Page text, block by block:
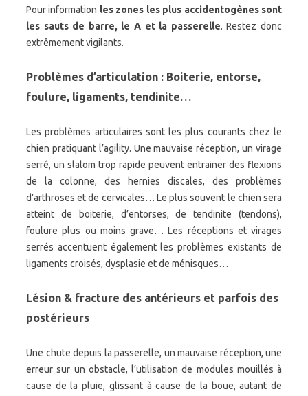
Pour information les zones les plus accidentogènes sont
les sauts de barre, le A et la passerelle. Restez donc
extrêmement vigilants.
Problèmes d’articulation : Boiterie, entorse,
foulure, ligaments, tendinite…
Les problèmes articulaires sont les plus courants chez le
chien pratiquant l’agility. Une mauvaise réception, un virage
serré, un slalom trop rapide peuvent entrainer des flexions
de la colonne, des hernies discales, des problèmes
d’arthroses et de cervicales… Le plus souvent le chien sera
atteint de boiterie, d’entorses, de tendinite (tendons),
foulure plus ou moins grave… Les réceptions et virages
serrés accentuent également les problèmes existants de
ligaments croisés, dysplasie et de ménisques…
Lésion & fracture des antérieurs et parfois des
postérieurs
Une chute depuis la passerelle, un mauvaise réception, une
erreur sur un obstacle, l’utilisation de modules mouillés à
cause de la pluie, glissant à cause de la boue, autant de